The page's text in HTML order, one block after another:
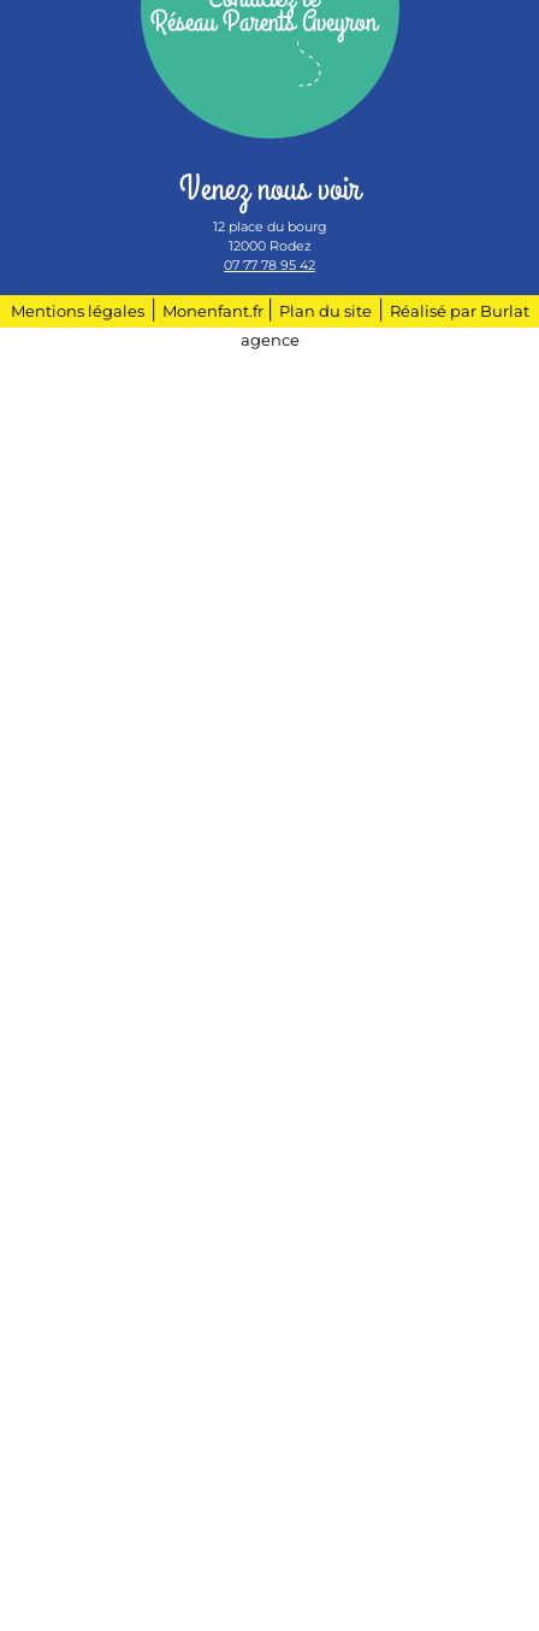
Réseau Parents Aveyron
Venez nous voir
12 place du bourg
12000 Rodez
07 77 78 95 42
Mentions légales| Monenfant.fr Plan du site|
Réalisé par Burlat
agence